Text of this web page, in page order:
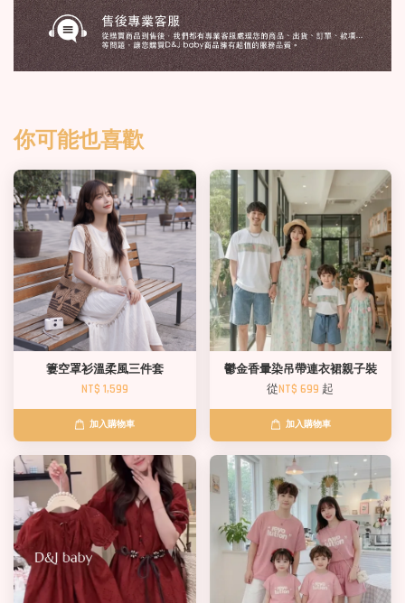
你可能也喜歡
簍空罩衫溫柔風三件套
NT$ 1,599
加入購物車
鬱金香暈染吊帶連衣裙親子裝
從NT$ 699 起
加入購物車